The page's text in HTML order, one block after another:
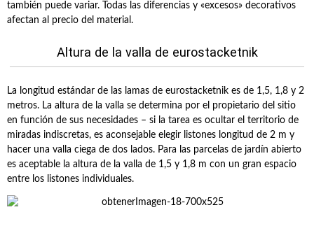
también puede variar. Todas las diferencias y «excesos» decorativos
afectan al precio del material.
Altura de la valla de eurostacketnik
La longitud estándar de las lamas de eurostacketnik es de 1,5, 1,8 y 2
metros. La altura de la valla se determina por el propietario del sitio
en función de sus necesidades – si la tarea es ocultar el territorio de
miradas indiscretas, es aconsejable elegir listones longitud de 2 m y
hacer una valla ciega de dos lados. Para las parcelas de jardín abierto
es aceptable la altura de la valla de 1,5 y 1,8 m con un gran espacio
entre los listones individuales.